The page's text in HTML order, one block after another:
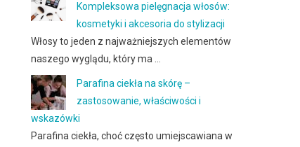
Kompleksowa pielęgnacja włosów:
kosmetyki i akcesoria do stylizacji
Włosy to jeden z najważniejszych elementów
naszego wyglądu, który ma …
Parafina ciekła na skórę –
zastosowanie, właściwości i
wskazówki
Parafina ciekła, choć często umiejscawiana w